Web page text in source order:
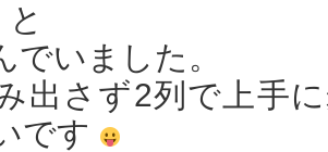
と
でいました。
出さず2列で上手
です